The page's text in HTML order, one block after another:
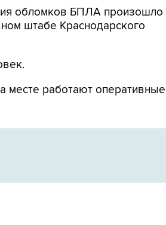
обломков БПЛА произошло
штабе Краснодарского
месте работают оперативные